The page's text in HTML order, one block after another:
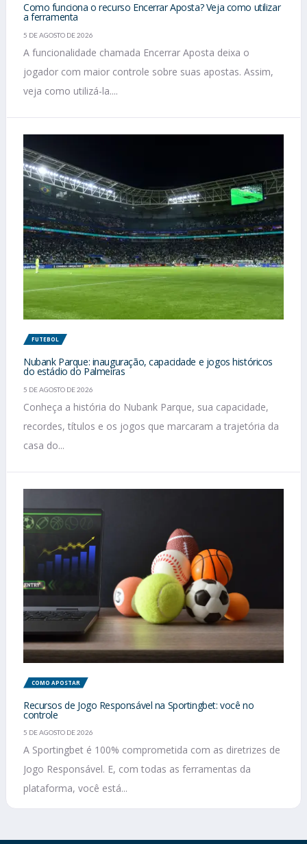
Como funciona o recurso Encerrar Aposta? Veja como utilizar
a ferramenta
5 DE AGOSTO DE 2026
A funcionalidade chamada Encerrar Aposta deixa o
jogador com maior controle sobre suas apostas. Assim,
veja como utilizá-la....
FUTEBOL
Nubank Parque: inauguração, capacidade e jogos históricos
do estádio do Palmeiras
5 DE AGOSTO DE 2026
Conheça a história do Nubank Parque, sua capacidade,
recordes, títulos e os jogos que marcaram a trajetória da
casa do...
COMO APOSTAR
Recursos de Jogo Responsável na Sportingbet: você no
controle
5 DE AGOSTO DE 2026
A Sportingbet é 100% comprometida com as diretrizes de
Jogo Responsável. E, com todas as ferramentas da
plataforma, você está...